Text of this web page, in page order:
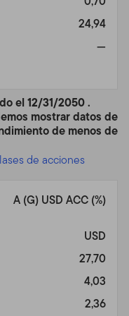
24,94
—
el 12/31/2050 .
mostrar datos de
de menos de
de acciones
A (G) USD ACC (%)
USD
27,70
4,03
2,36
de
de
individuales de
personal
de
nuestra política
y las medidas
Su uso de este
información,